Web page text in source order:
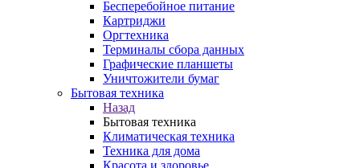
Бесперебойное питание
Картриджи
Оргтехника
Терминалы сбора данных
Графические планшеты
Уничтожители бумаг
Бытовая техника
Назад
Бытовая техника
Климатическая техника
Техника для дома
Красота и здоровье